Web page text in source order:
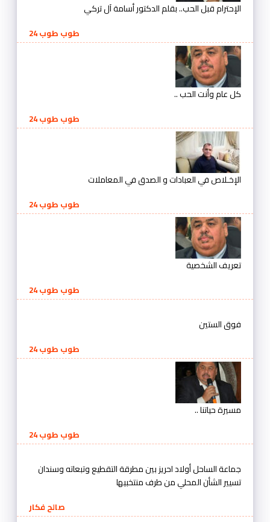
الإحترام قبل الحب.. بقلم الدكتور أسامة آل تركي
طوب طوب 24
كل عام وأنت الحب ..
طوب طوب 24
الإخـلاص في العبادات و الصدق في المعاملات
طوب طوب 24
تعريف الشخصية
طوب طوب 24
فوق الستين
طوب طوب 24
مسيرة حياتنا ..
طوب طوب 24
جماعة الساحل أولاد احريز بين مطرقة التقطيع وتبعاته وسندان
تسيير الشأن المحلي من طرف منتخبيها
صالح فكار